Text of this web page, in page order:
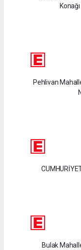
Pehlivan
Bulak